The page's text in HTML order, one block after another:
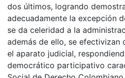
dos últimos, logrando
adecuadamente la excepción
se da celeridad a la
además de ello, se efectivizan
el aparato judicial,
democrático participativo